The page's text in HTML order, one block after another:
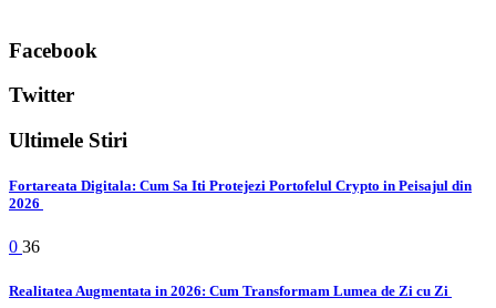
Facebook
Twitter
Ultimele Stiri
Fortareata Digitala: Cum Sa Iti Protejezi Portofelul Crypto in Peisajul din
2026
0 36
Realitatea Augmentata in 2026: Cum Transformam Lumea de Zi cu Zi